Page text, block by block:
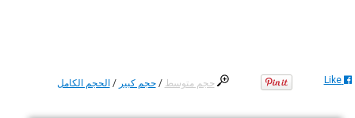
حجم متوسط /حجم كبير /الحجم الكامل Like